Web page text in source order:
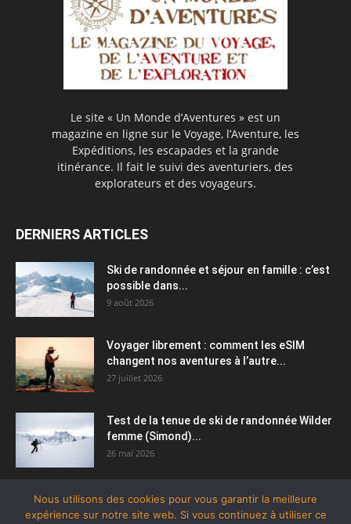
Le site « Un Monde d’Aventures » est un
magazine en ligne sur le Voyage, l’Aventure, les
Expéditions, les escapades et la grande
itinérance. Il fait le suivi des aventuriers, des
explorateurs et des voyageurs.
DERNIERS ARTICLES
Ski de randonnée et séjour en famille : c’est
possible dans...
9 août 2026
Voyager librement : comment les eSIM
changent nos aventures à l’autre...
27 juillet 2026
Test de la tenue de ski de randonnée Wilder
femme (Simond)...
26 mai 2026
Nous utilisons des cookies pour vous garantir la meilleure
expérience sur notre site web. Si vous continuez à utiliser ce